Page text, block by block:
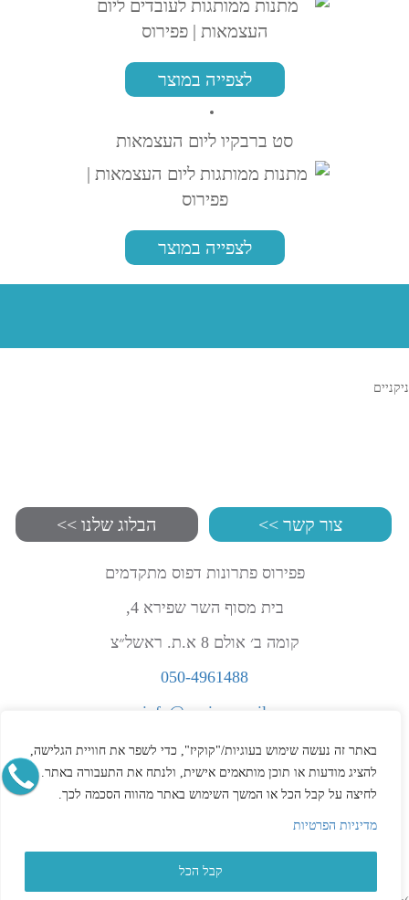
באתר זה נעשה שימוש בעוגיות/"קוקיז", כדי לשפר את חוויית הגלישה,
להציג מודעות או תוכן מותאמים אישית, ולנתח את התעבורה באתר.
לחיצה על קבל הכל או המשך השימוש באתר מהווה הסכמה לכך.
מדיניות הפרטיות
קבל הכל
לצפייה במוצר
סט ברבקיו ליום העצמאות
לצפייה במוצר
ניקניים
צור קשר >> הבלוג שלנו >>
פפירוס פתרונות דפוס מתקדמים
בית מסוף השר שפירא 4,
קומה ב׳ אולם 8 א.ת. ראשל״צ
050-4961488
info@papirus.co.il
הצהרת נגישות
תקנון
מדיניות פרטיות